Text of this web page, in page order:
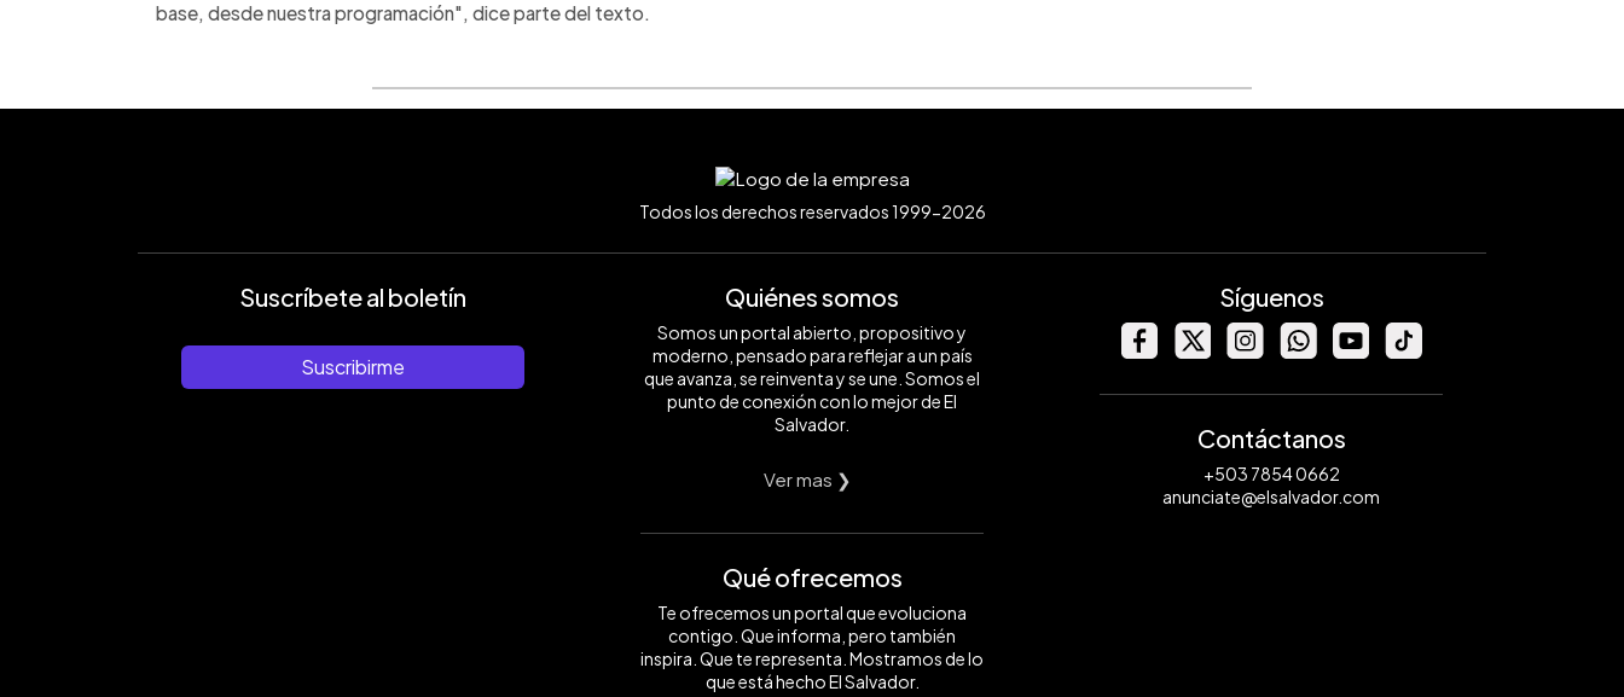
base, desde nuestra programación", dice parte del texto.
Todos los derechos reservados 1999-2026
Suscríbete al boletín
Suscribirme
Quiénes somos
Somos un portal abierto, propositivo y
moderno, pensado para reflejar a un país
que avanza, se reinventa y se une. Somos el
punto de conexión con lo mejor de El
Salvador.
Ver mas ❯
Qué ofrecemos
Te ofrecemos un portal que evoluciona
contigo. Que informa, pero también
inspira. Que te representa. Mostramos de lo
que está hecho El Salvador.
Síguenos
Contáctanos
+503 7854 0662
anunciate@elsalvador.com